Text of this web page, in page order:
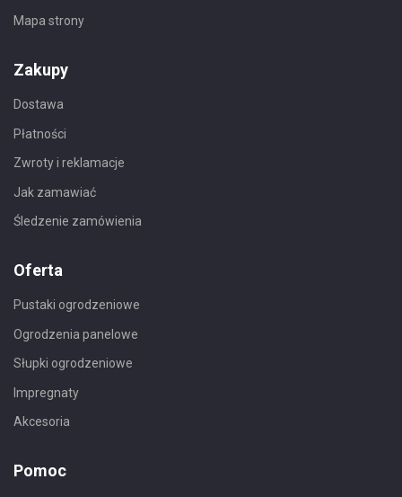
Mapa strony
Zakupy
Dostawa
Płatności
Zwroty i reklamacje
Jak zamawiać
Śledzenie zamówienia
Oferta
Pustaki ogrodzeniowe
Ogrodzenia panelowe
Słupki ogrodzeniowe
Impregnaty
Akcesoria
Pomoc